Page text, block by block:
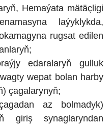
Hemaýata mätäçligi
laýyklykda,
rugsat edilen
edaralaryň gulluk
wepat bolan harby
çagalarynyň;
az bolmadyk)
giriş synaglaryndan